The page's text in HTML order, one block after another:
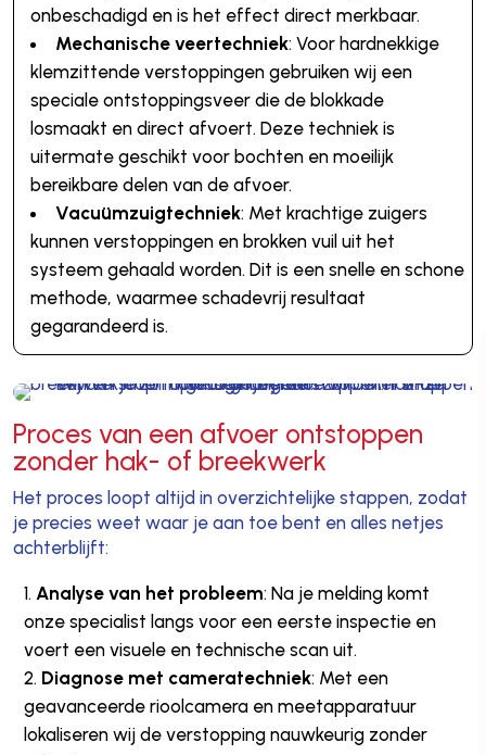
onbeschadigd en is het effect direct merkbaar.
Mechanische veertechniek: Voor hardnekkige
klemzittende verstoppingen gebruiken wij een
speciale ontstoppingsveer die de blokkade
losmaakt en direct afvoert. Deze techniek is
uitermate geschikt voor bochten en moeilijk
bereikbare delen van de afvoer.
Vacuümzuigtechniek: Met krachtige zuigers
kunnen verstoppingen en brokken vuil uit het
systeem gehaald worden. Dit is een snelle en schone
methode, waarmee schadevrij resultaat
gegarandeerd is.
Proces van een afvoer ontstoppen
zonder hak- of breekwerk
Het proces loopt altijd in overzichtelijke stappen, zodat
je precies weet waar je aan toe bent en alles netjes
achterblijft:
Analyse van het probleem: Na je melding komt
onze specialist langs voor een eerste inspectie en
voert een visuele en technische scan uit.
Diagnose met cameratechniek: Met een
geavanceerde rioolcamera en meetapparatuur
lokaliseren wij de verstopping nauwkeurig zonder